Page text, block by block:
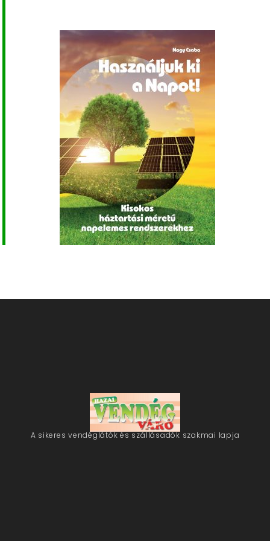
A sikeres vendéglátók és szállásadók szakmai lapja